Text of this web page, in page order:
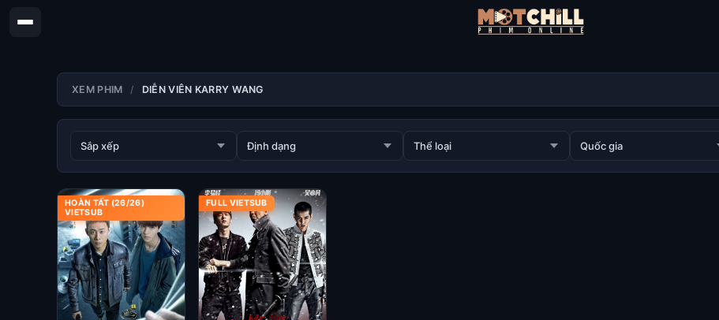
XEM PHIM DIỄN VIÊN KARRY WANG
HOÀN TẤT (26/26)
VIETSUB
FULL VIETSUB